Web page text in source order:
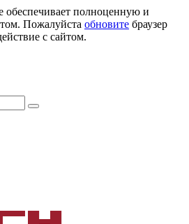
обеспечивает полноценную и
Пожалуйста обновите браузер
с сайтом.